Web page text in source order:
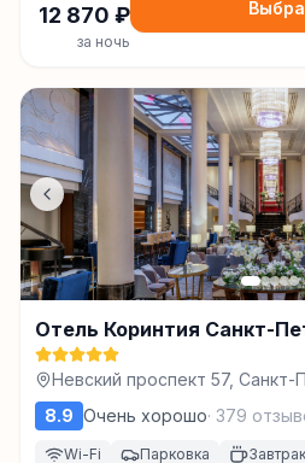
12 870 ₽
за ночь
Отель Коринтия Санкт-
Невский проспект 57, Санкт-
8.9 Очень хорошо· 379
Wi-Fi Парковка Завтрак